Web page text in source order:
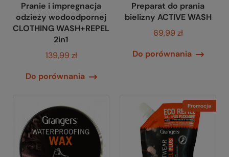
Pranie i impregnacja
odzieży wodoodpornej
CLOTHING WASH+REPEL
2in1
139,99 zł
Do porównania
Preparat do prania
bielizny ACTIVE WASH
69,99 zł
Do porównania
Promocja